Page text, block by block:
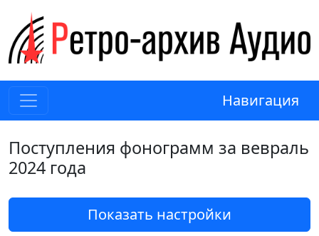
Навигация
Поступления фонограмм за вевраль
2024 года
Показать настройки